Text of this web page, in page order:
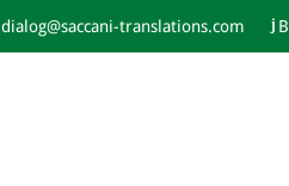
dialog@saccani-translations.com